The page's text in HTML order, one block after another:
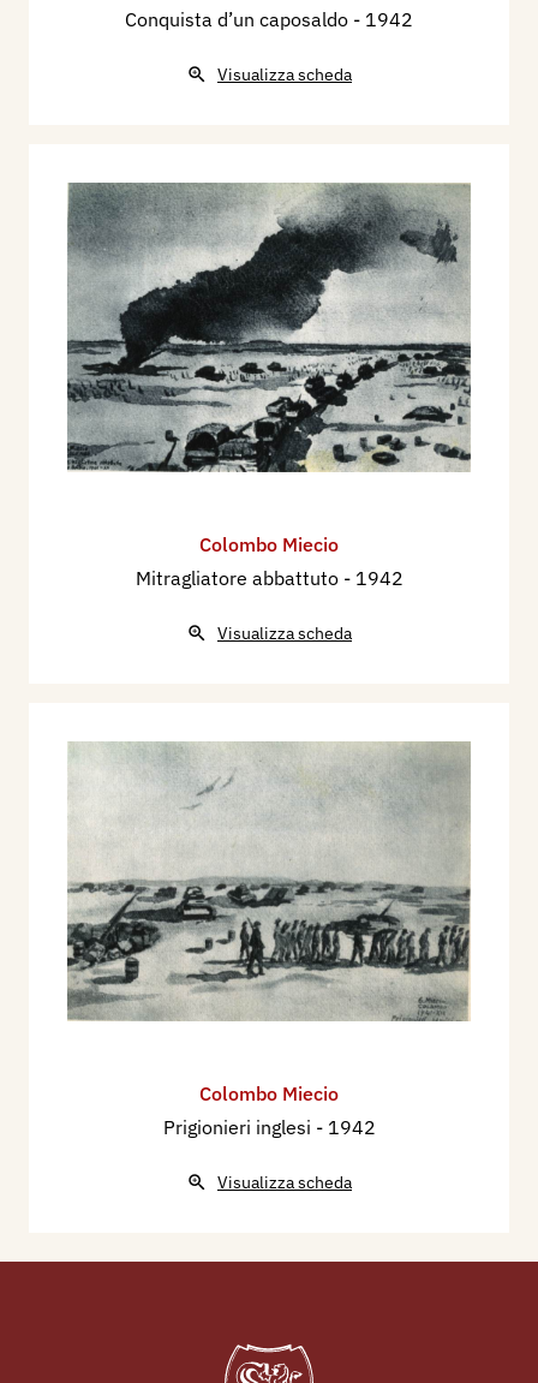
Conquista d’un caposaldo - 1942
Visualizza scheda
Colombo Miecio
Mitragliatore abbattuto - 1942
Visualizza scheda
Colombo Miecio
Prigionieri inglesi - 1942
Visualizza scheda